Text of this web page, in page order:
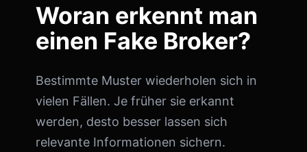
Woran erkennt man
einen Fake Broker?
Bestimmte Muster wiederholen sich in
vielen Fällen. Je früher sie erkannt
werden, desto besser lassen sich
relevante Informationen sichern.